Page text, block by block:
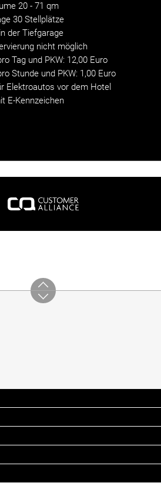
20 - 71 qm
30 Stellplätze
der Tiefgarage
nicht möglich
Tag und PKW: 12,00 Euro
Stunde und PKW: 1,00 Euro
Elektroautos vor dem Hotel
E-Kennzeichen
Sie sich Zugang zu Prämien, gratis
und weiteren Preisvorteilen.
Plus klicken. Mitglied werden.
Sorat Hotels darüber,